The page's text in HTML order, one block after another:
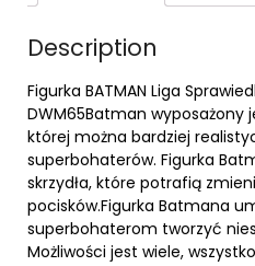
Description
Figurka BATMAN Liga
DWM65Batman wyposażony
której można bardziej
superbohaterów. Figurka
skrzydła, które potrafią
pocisków.Figurka Batmana
superbohaterom tworzyć
Możliwości jest wiele,